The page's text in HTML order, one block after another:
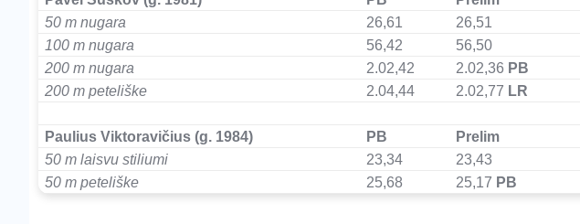
50 m nugara
26,61 26,51
100 m nugara
56,42 56,50
200 m nugara
2.02,42 2.02,36 PB
200 m peteliške
2.04,44 2.02,77 LR
Paulius Viktoravičius (g. 1984)
PB Prelim
50 m laisvu stiliumi
23,34 23,43
50 m peteliške
25,68 25,17 PB